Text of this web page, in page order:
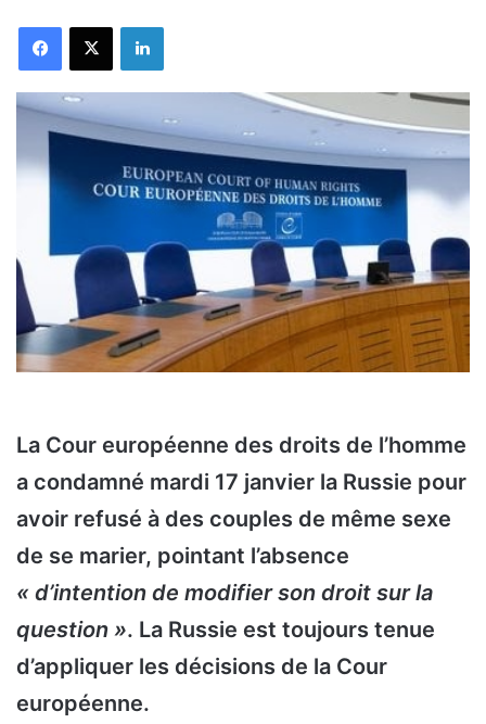
FacebookX Linkedin
La Cour européenne des droits de l’homme
a condamné mardi 17 janvier la Russie pour
avoir refusé à des couples de même sexe
de se marier, pointant l’absence
« d’intention de modifier son droit sur la
question ». La Russie est toujours tenue
d’appliquer les décisions de la Cour
européenne.